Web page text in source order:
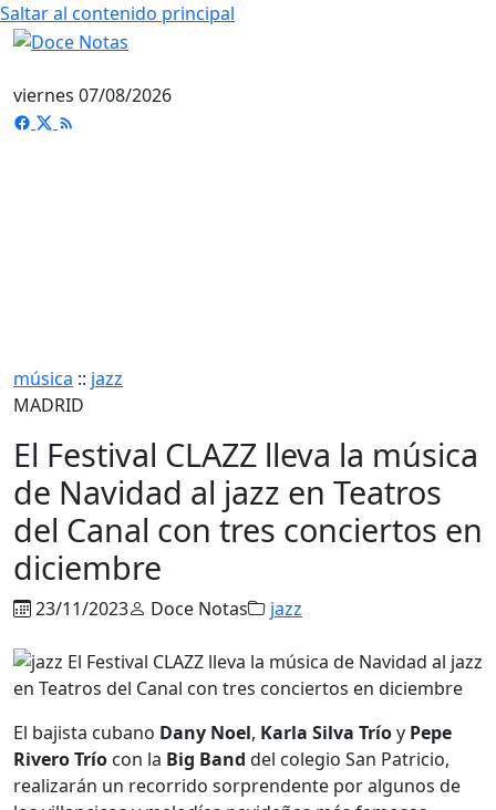
Saltar al contenido principal
viernes 07/08/2026
música :: jazz
MADRID
El Festival CLAZZ lleva la música
de Navidad al jazz en Teatros
del Canal con tres conciertos en
diciembre
23/11/2023 Doce Notas jazz
El bajista cubano Dany Noel, Karla Silva Tríoy Pepe
Rivero Trío con la Big Band del colegio San Patricio,
realizarán un recorrido sorprendente por algunos de